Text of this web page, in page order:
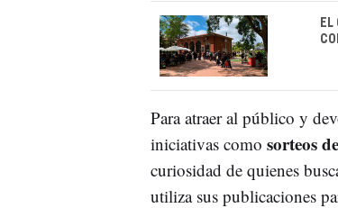
Para atraer al público y
iniciativas como sorteos
curiosidad de quienes
utiliza sus publicaciones